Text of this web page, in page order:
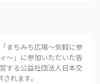
まちみち広場～気軽に参
～ 」に参加いただいた皆
する公益社団法人日本交
れます。